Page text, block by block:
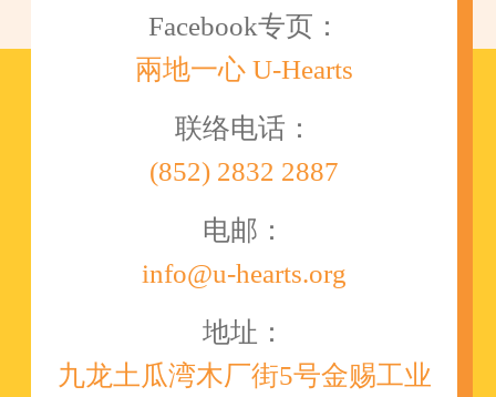
Facebook专页：
兩地一心 U-Hearts
联络电话：
(852) 2832 2887
电邮：
info@u-hearts.org
地址：
九龙土瓜湾木厂街5号金赐工业